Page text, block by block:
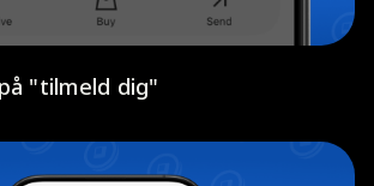
"tilmeld dig"